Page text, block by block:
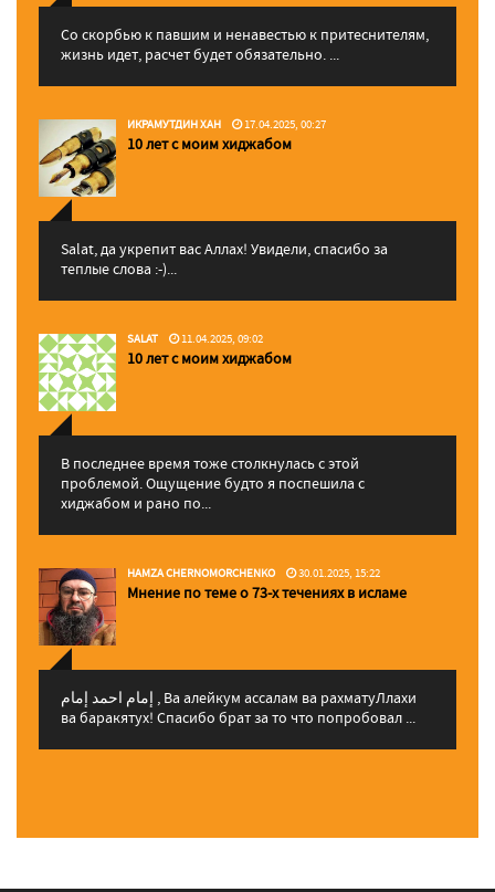
Со скорбью к павшим и ненавестью к притеснителям,
жизнь идет, расчет будет обязательно. ...
ИКРАМУТДИН ХАН 17.04.2025, 00:27
10 лет с моим хиджабом
Salat, да укрепит вас Аллаx! Увидели, спасибо за
теплые слова :-)...
SALAT 11.04.2025, 09:02
10 лет с моим хиджабом
В последнее время тоже столкнулась с этой
проблемой. Ощущение будто я поспешила с
хиджабом и рано по...
HAMZA CHERNOMORCHENKO 30.01.2025, 15:22
Мнение по теме о 73-х течениях в исламе
إمام احمد إمام , Ва алейкум ассалам ва рахматуЛлахи
ва баракятух! Спасибо брат за то что попробовал ...